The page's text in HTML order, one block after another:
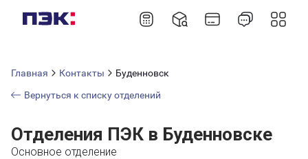
Главная Контакты
Буденновск
Вернуться к списку отделений
Отделения ПЭК в Буденновске
Основное отделение